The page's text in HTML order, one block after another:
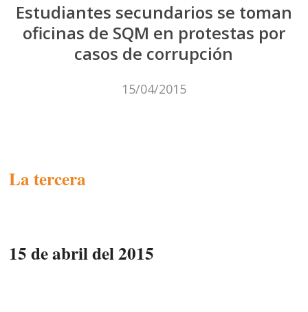
Estudiantes secundarios se toman
oficinas de SQM en protestas por
casos de corrupción
15/04/2015
La tercera
15 de abril del 2015